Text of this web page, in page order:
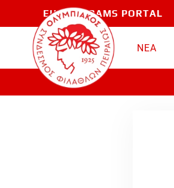
Skip to main content
EU PROGRAMS PORTAL
ΝΕΑ